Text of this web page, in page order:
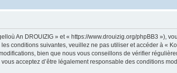
An DROUIZIG » et « https://www.drouizig.org/phpBB3 »),
conditions suivantes, veuillez ne pas utiliser et accéder à «
bien que nous vous conseillons de vérifier
acceptez d’être légalement responsable des conditions